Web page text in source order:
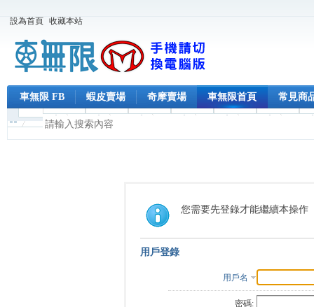
設為首頁 收藏本站
車無限 FB 蝦皮賣場 奇摩賣場 車無限首頁 常見商
您需要先登錄才能繼續本操作
用戶登錄
用戶名
密碼: